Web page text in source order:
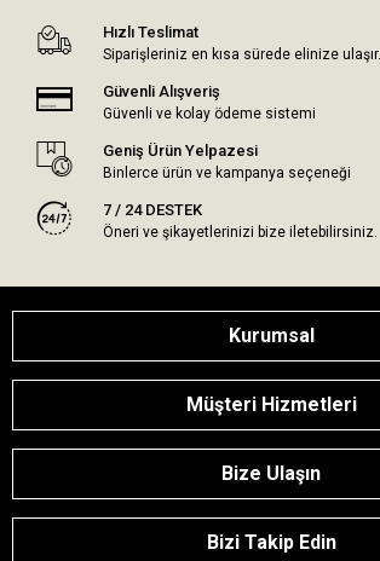
Hızlı Teslimat
Siparişleriniz en kısa sürede elinize ulaşır.
Güvenli Alışveriş
Güvenli ve kolay ödeme sistemi
Geniş Ürün Yelpazesi
Binlerce ürün ve kampanya seçeneği
7 / 24 DESTEK
Öneri ve şikayetlerinizi bize iletebilirsiniz.
Kurumsal
Müşteri Hizmetleri
Bize Ulaşın
Bizi Takip Edin